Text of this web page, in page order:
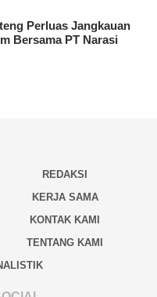
Perluas Jangkauan
Bersama PT Narasi
REDAKSI
KERJA SAMA
KONTAK KAMI
TENTANG KAMI